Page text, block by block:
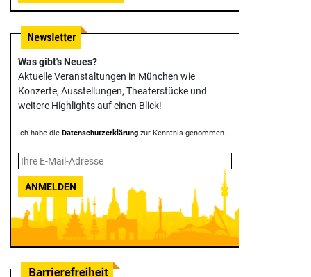
Was gibt's Neues?
Aktuelle Veranstaltungen in München wie
Konzerte, Ausstellungen, Theater­stücke und
weitere Highlights auf einen Blick!
Ich habe die Datenschutzerklärung zur Kenntnis genommen.
ANMELDEN